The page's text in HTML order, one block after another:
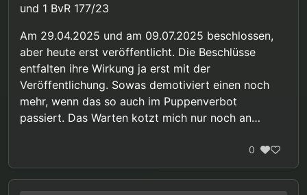
und 1 BvR 177/23
Am 29.04.2025 und am 09.07.2025 beschlossen,
aber heute erst veröffentlicht. Die Beschlüsse
entfalten ihre Wirkung ja erst mit der
Veröffentlichung. Sowas demotiviert einen noch
mehr, wenn das so auch im Puppenverbot
passiert. Das Warten kotzt mich nur noch an…
0